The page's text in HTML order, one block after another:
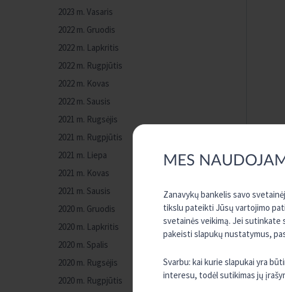
MES
Zanavykų bankelis savo
tikslu pateikti Jūsų vartojimo
svetainės veikimą. Jei sutinkate
pakeisti slapukų nustatymus,
Svarbu: kai kurie slapukai yra
interesu, todėl sutikimas jų
2023 m. Vasaris
2022 m. Gruodis
2022 m. Lapkritis
2022 m. Rugpjūtis
2022 m. Kovas
2022 m. Sausis
2021 m. Rugsėjis
2021 m. Rugpjūtis
2021 m. Liepa
2021 m. Kovas
2021 m. Sausis
2020 m. Gruodis
2020 m. Lapkritis
2020 m. Spalis
2020 m. Rugsėjis
2020 m. Rugpjūtis